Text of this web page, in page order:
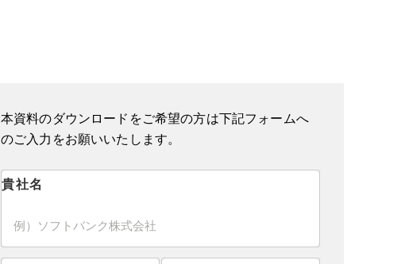
本資料のダウンロードをご希望の方は下記フォームへ
のご入力をお願いいたします。
貴社名